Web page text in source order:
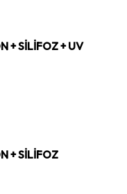
+ SİLİFOZ + UV
+ SİLİFOZ